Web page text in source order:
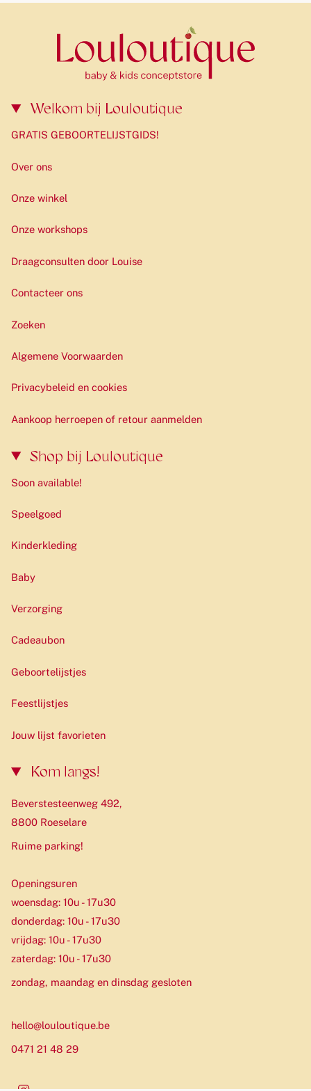
Welkom bij Louloutique
GRATIS GEBOORTELIJSTGIDS!
Over ons
Onze winkel
Onze workshops
Draagconsulten door Louise
Contacteer ons
Zoeken
Algemene Voorwaarden
Privacybeleid en cookies
Aankoop herroepen of retour aanmelden
Shop bij Louloutique
Soon available!
Speelgoed
Kinderkleding
Baby
Verzorging
Cadeaubon
Geboortelijstjes
Feestlijstjes
Jouw lijst favorieten
Kom langs!
Beverstesteenweg 492,
8800 Roeselare
Ruime parking!
Openingsuren
woensdag: 10u - 17u30
donderdag: 10u - 17u30
vrijdag: 10u - 17u30
zaterdag: 10u - 17u30
zondag, maandag en dinsdag gesloten
hello@louloutique.be
0471 21 48 29
Instagram